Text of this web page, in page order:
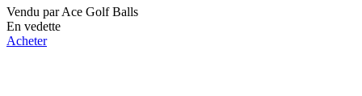
Vendu parAce Golf Balls
En vedette
Acheter